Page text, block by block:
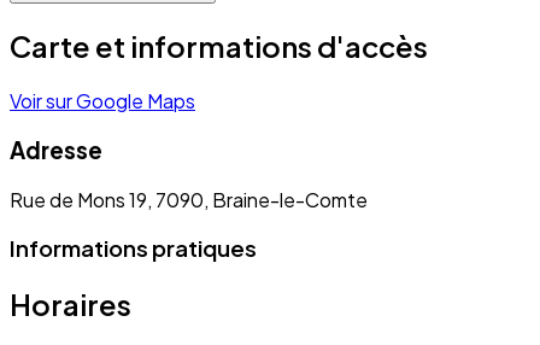
Carte et informations d'accès
Voir sur Google Maps
Adresse
Rue de Mons 19, 7090, Braine-le-Comte
Informations pratiques
Horaires